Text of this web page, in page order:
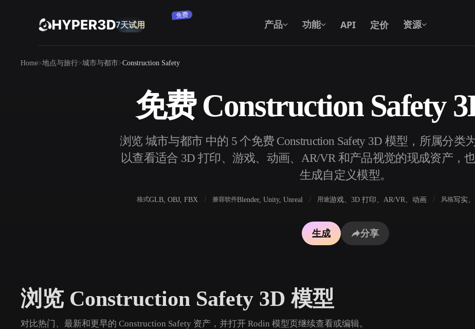
免费
7天试用 产品 功能 API 定价 资源
功能
上传一张图片，即刻获得 3D 物体。
文本转 3D
从文字提示到 3D 物体 —— 即刻完成。
用一句简单提示生成高质量视觉内容。
API
将我们的创意 AI 接入你的应用或工作
流。
AI 纹理生成器 3D 模型搜索引擎
博客
Game
Metaverse
Jewelry
Design
Home 地点与旅行 城市与都市 Construction Safety
免费 Construction Safety
浏览 城市与都市 中的 5 个免费 Construction Safety 3D 模型，所属分类
以查看适合 3D 打印、游戏、动画、AR/VR 和产品视觉的现成资产，
生成自定义模型。
格式GLB, OBJ, FBX 兼容软件Blender, Unity, Unreal 用途游戏、3D 打印、AR/VR、动画 风格写实
生成 分享
浏览 Construction Safety 3D 模型
对比热门、最新和更早的 Construction Safety 资产，并打开 Rodin 模型页继续查看或编辑。